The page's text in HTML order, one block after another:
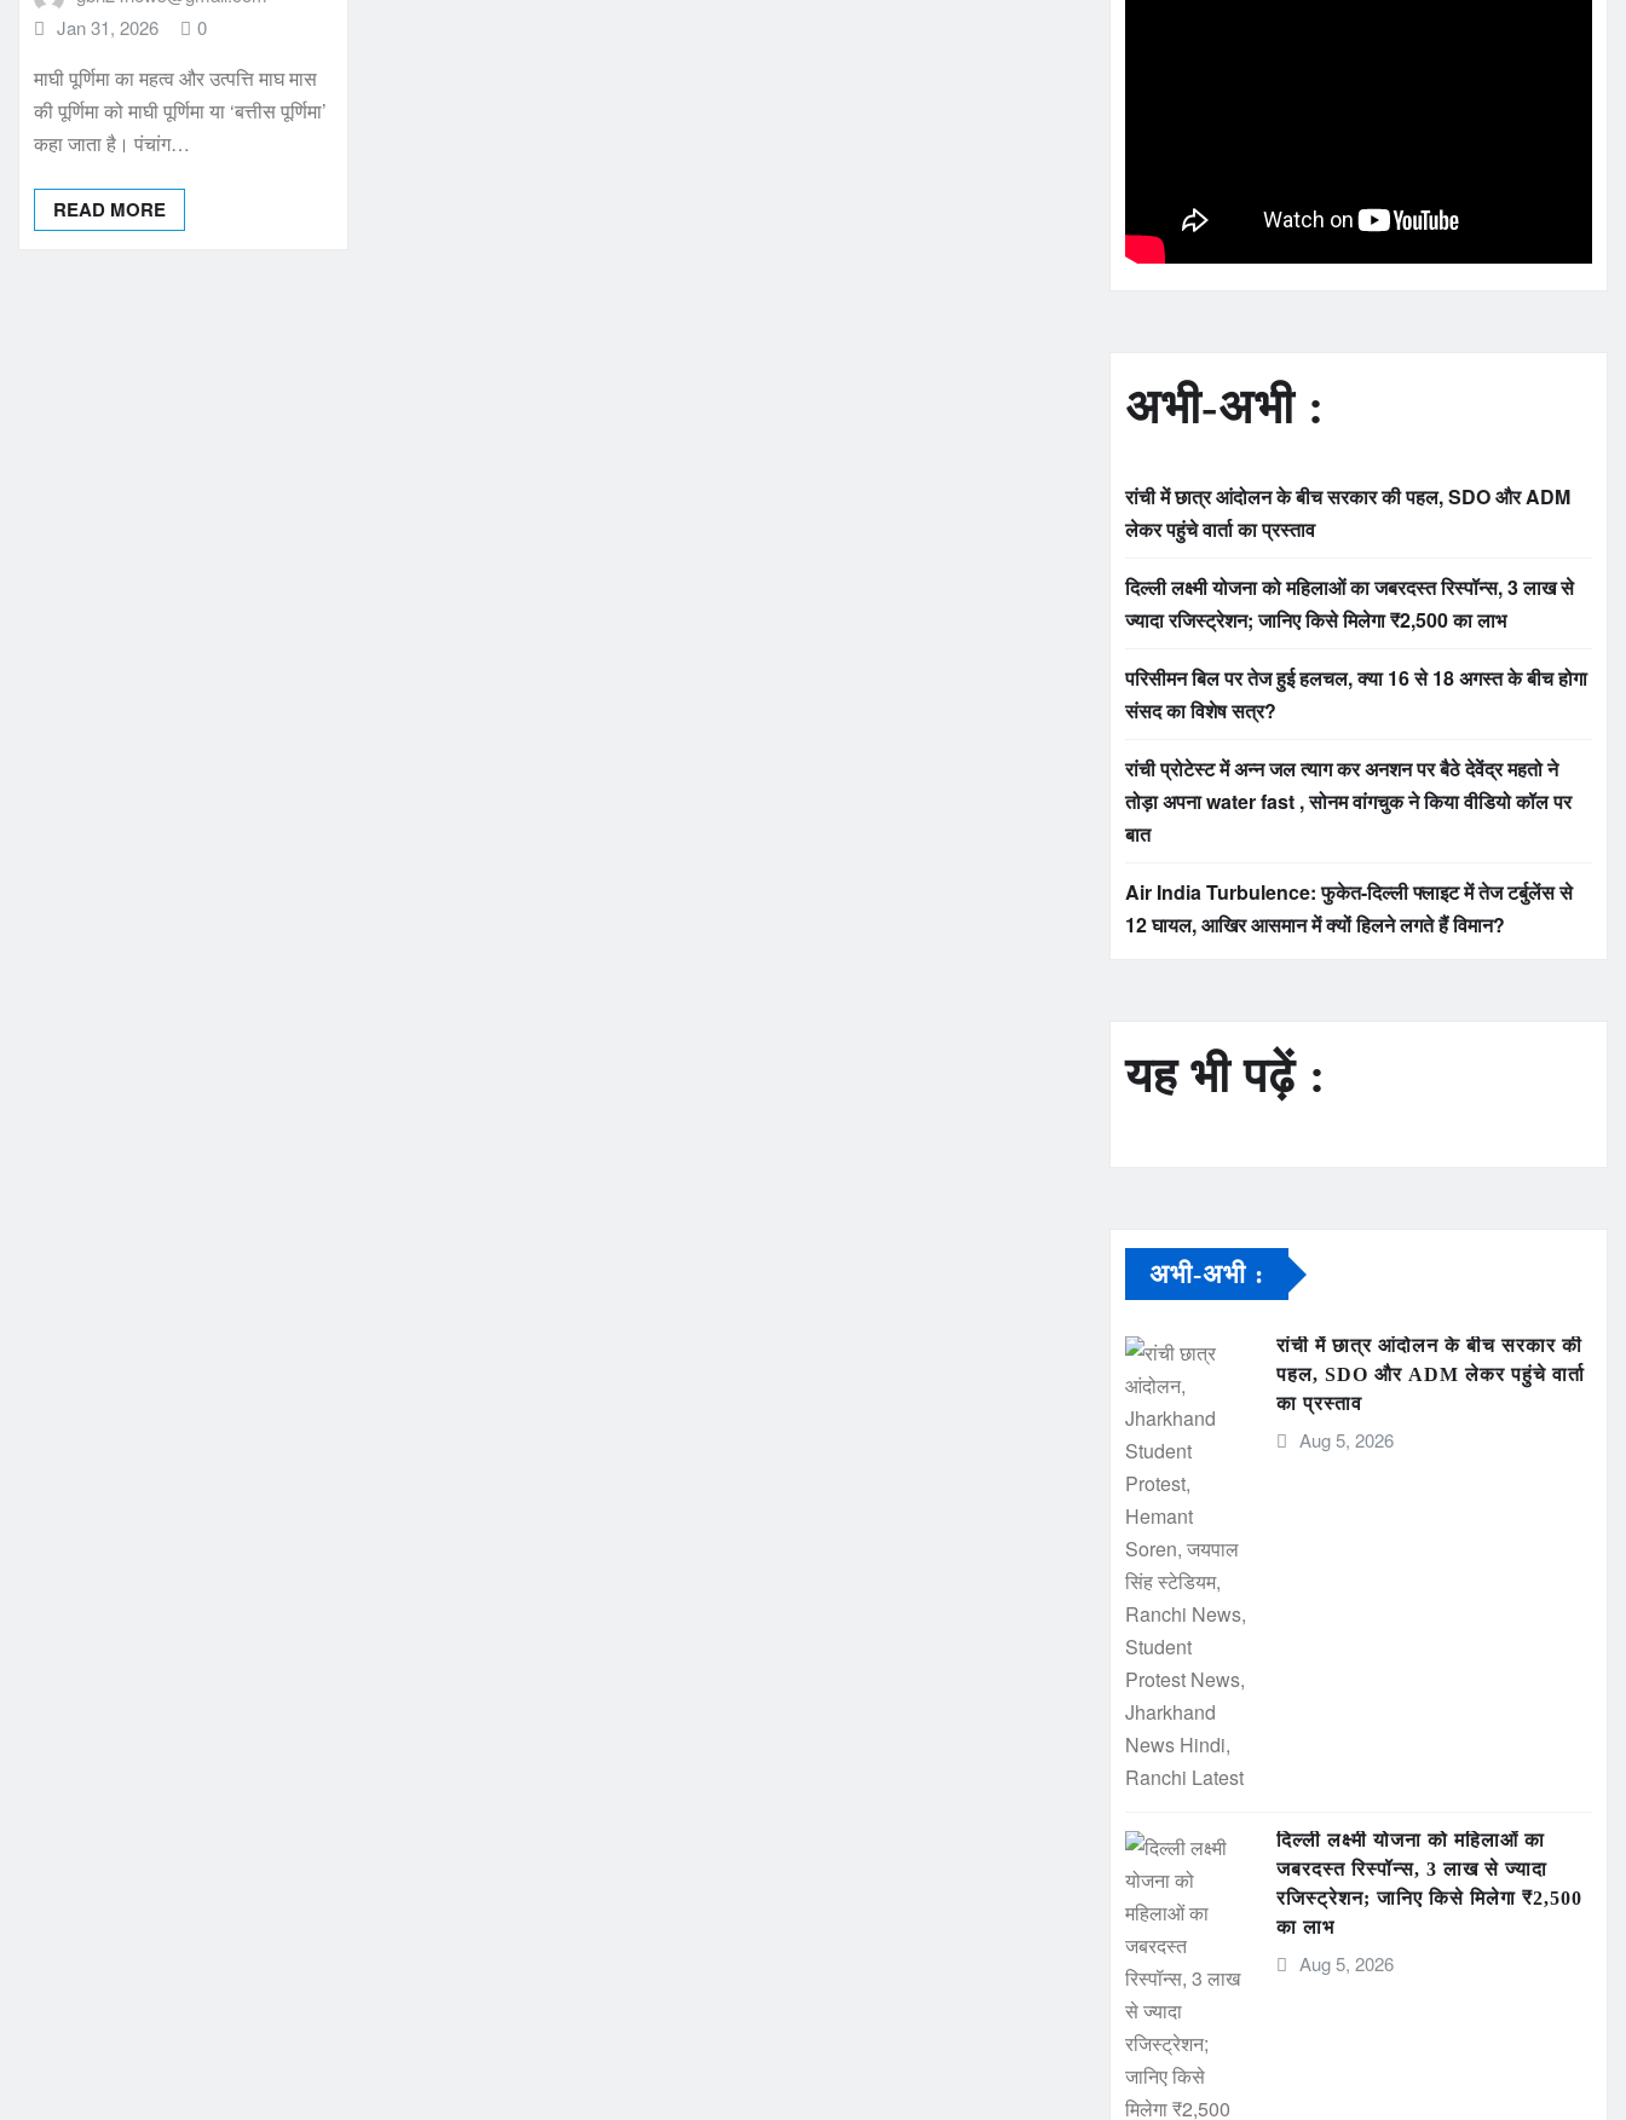
Jan 31, 2026
0
माघी पूर्णिमा का महत्व और उत्पत्ति माघ मास
की पूर्णिमा को माघी पूर्णिमा या ‘बत्तीस पूर्णिमा’
कहा जाता है। पंचांग…
READ MORE
अभी-अभी :
रांची में छात्र आंदोलन के बीच सरकार की पहल, SDO और ADM
लेकर पहुंचे वार्ता का प्रस्ताव
दिल्ली लक्ष्मी योजना को महिलाओं का जबरदस्त रिस्पॉन्स, 3 लाख से
ज्यादा रजिस्ट्रेशन; जानिए किसे मिलेगा ₹2,500 का लाभ
परिसीमन बिल पर तेज हुई हलचल, क्या 16 से 18 अगस्त के बीच होगा
संसद का विशेष सत्र?
रांची प्रोटेस्ट में अन्न जल त्याग कर अनशन पर बैठे देवेंद्र महतो ने
तोड़ा अपना water fast , सोनम वांगचुक ने किया वीडियो कॉल पर
बात
Air India Turbulence: फुकेत-दिल्ली फ्लाइट में तेज टर्बुलेंस से
12 घायल, आखिर आसमान में क्यों हिलने लगते हैं विमान?
यह भी पढ़ें :
अभी-अभी :
रांची में छात्र आंदोलन के बीच सरकार की
पहल, SDO और ADM लेकर पहुंचे वार्ता
का प्रस्ताव
Aug 5, 2026
दिल्ली लक्ष्मी योजना को महिलाओं का
जबरदस्त रिस्पॉन्स, 3 लाख से ज्यादा
रजिस्ट्रेशन; जानिए किसे मिलेगा ₹2,500
का लाभ
Aug 5, 2026